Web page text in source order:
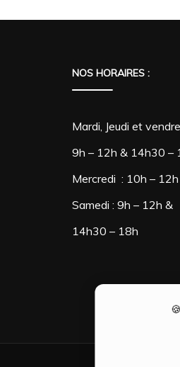
NOS HORAIRES :
Mardi, Jeudi et
9h – 12h & 14h30 –
Mercredi : 10h –
Samedi : 9h – 12h &
14h30 – 18h